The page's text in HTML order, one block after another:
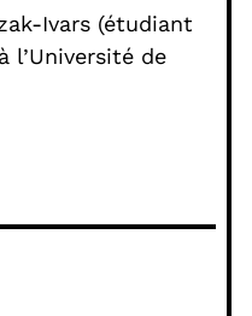
Ivars (étudiant
l’Université de